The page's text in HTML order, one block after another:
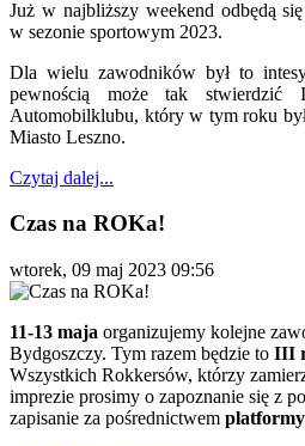
Już w najbliższy weekend odbędą
w sezonie sportowym 2023.
Dla wielu zawodników był to
pewnością może tak stwierdzić
Automobilklubu, który w tym roku
Miasto Leszno.
Czytaj dalej...
Czas na ROKa!
wtorek, 09 maj 2023 09:56
11-13 maja organizujemy kolejne
Bydgoszczy. Tym razem będzie to III
Wszystkich Rokkersów, którzy
imprezie prosimy o zapoznanie się z
zapisanie za pośrednictwem